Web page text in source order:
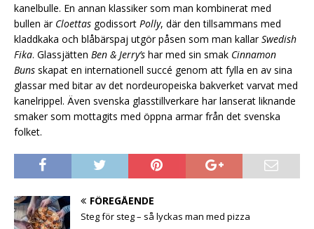
kanelbulle. En annan klassiker som man kombinerat med
bullen är Cloettas godissort Polly, där den tillsammans med
kladdkaka och blåbärspaj utgör påsen som man kallarSwedish
Fika. Glassjätten Ben & Jerry’s har med sin smak Cinnamon
Buns skapat en internationell succé genom att fylla en av sina
glassar med bitar av det nordeuropeiska bakverket varvat med
kanelrippel. Även svenska glasstillverkare har lanserat liknande
smaker som mottagits med öppna armar från det svenska
folket.
FÖREGÅENDE
Steg för steg – så lyckas man med pizza